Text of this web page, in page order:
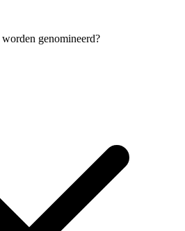
genomineerd?